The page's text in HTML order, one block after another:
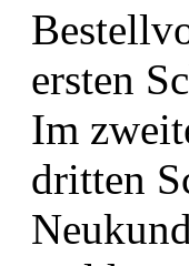
ersten
Im
dritten